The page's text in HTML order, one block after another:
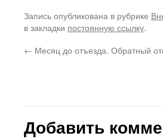
Запись опубликована в рубрике
в закладки постоянную ссылку.
← Месяц до отъезда. Обратный
Добавить